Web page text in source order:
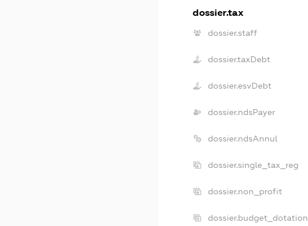
dossier.tax
dossier.staff
dossier.taxDebt
dossier.esvDebt
dossier.ndsPayer
dossier.ndsAnnul
dossier.single_tax_reg
dossier.non_profit
dossier.budget_dotation